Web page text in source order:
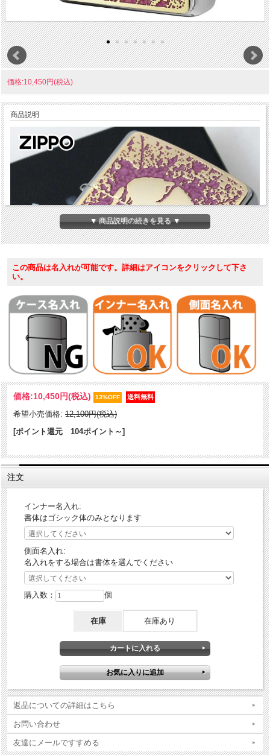
価格:10,450円(税込)
商品説明
特殊な塗料を使用し焼付塗装した真鍮板に細かいエッチングでデザイ
ンを表現！！鮮やかなカラーと繊細なデザインが魅力的なZippoです。
塗装独特の質感が、味を出します。両面に真鍮板プレートが貼付けら
れているので、手に持つ重厚感もGood♪
加工表面処理：真鍮板｜精密エッチング｜焼付塗装｜金鍍金
▼ 商品説明の続きを見る ▼
この商品は名入れが可能です。詳細はアイコンをクリックして下さ
い。
価格:10,450円(税込) 13%OFF
希望小売価格: 12,100円(税込)
[ポイント還元 104ポイント～]
注文
インナー名入れ:
書体はゴシック体のみとなります
側面名入れ:
名入れをする場合は書体を選んでください
購入数： 個
在庫 在庫あり
返品についての詳細はこちら
お問い合わせ
友達にメールですすめる